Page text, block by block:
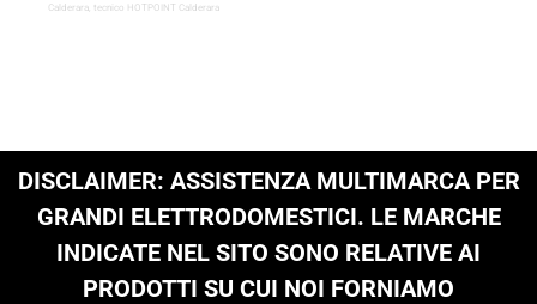
Calderara, tecnico HOTPOINT Calderara
DISCLAIMER: ASSISTENZA MULTIMARCA PER
GRANDI ELETTRODOMESTICI. LE MARCHE
INDICATE NEL SITO SONO RELATIVE AI
PRODOTTI SU CUI NOI FORNIAMO